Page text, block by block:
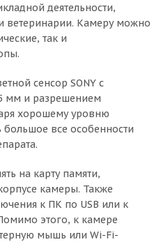
деятельности,
ветеринарии. Камеру можно
так и
сенсор SONY с
мм и разрешением
хорошему уровню
все особенности
на карту памяти,
камеры. Также
к ПК по USB или к
этого, к камере
мышь или Wi-Fi-